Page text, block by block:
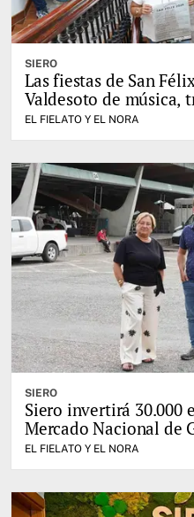
SIERO
Las fiestas de San
Valdesoto de música,
EL FIELATO Y EL NORA
SIERO
Siero invertirá 30.000
Mercado Nacional de
EL FIELATO Y EL NORA